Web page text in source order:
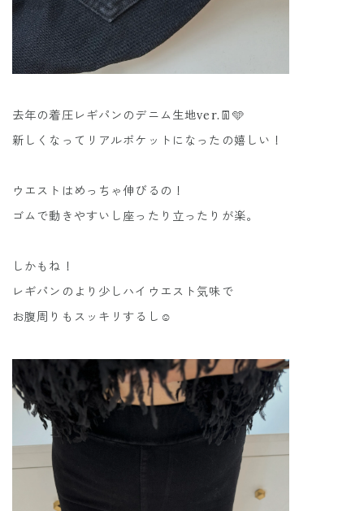
去年の着圧レギパンのデニム生地ver.👖🩵
新しくなってリアルポケットになったの嬉しい！
ウエストはめっちゃ伸びるの！
ゴムで動きやすいし座ったり立ったりが楽。
しかもね！
レギパンのより少しハイウエスト気味で
お腹周りもスッキリするし☺️